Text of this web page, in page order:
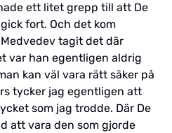
ett litet grepp till att De
fort. Och det kom
tagit det där
var han egentligen aldrig
kan väl vara rätt säker på
tycker jag egentligen att
som jag trodde. Där De
att vara den som gjorde